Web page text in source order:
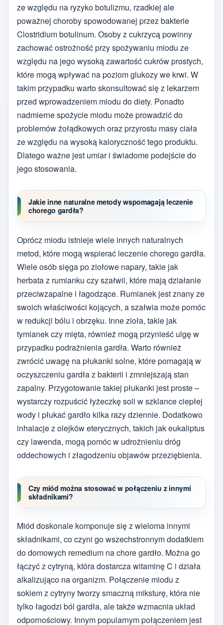
ze względu na ryzyko botulizmu, rzadkiej ale
poważnej choroby spowodowanej przez bakterie
Clostridium botulinum. Osoby z cukrzycą powinny
zachować ostrożność przy spożywaniu miodu ze
względu na jego wysoką zawartość cukrów prostych,
które mogą wpływać na poziom glukozy we krwi. W
takim przypadku warto skonsultować się z lekarzem
przed wprowadzeniem miodu do diety. Ponadto
nadmierne spożycie miodu może prowadzić do
problemów żołądkowych oraz przyrostu masy ciała
ze względu na wysoką kaloryczność tego produktu.
Dlatego ważne jest umiar i świadome podejście do
jego stosowania.
Jakie inne naturalne metody wspomagają leczenie
chorego gardła?
Oprócz miodu istnieje wiele innych naturalnych
metod, które mogą wspierać leczenie chorego gardła.
Wiele osób sięga po ziołowe napary, takie jak
herbata z rumianku czy szałwii, które mają działanie
przeciwzapalne i łagodzące. Rumianek jest znany ze
swoich właściwości kojących, a szałwia może pomóc
w redukcji bólu i obrzęku. Inne zioła, takie jak
tymianek czy mięta, również mogą przynieść ulgę w
przypadku podrażnienia gardła. Warto również
zwrócić uwagę na płukanki solne, które pomagają w
oczyszczeniu gardła z bakterii i zmniejszają stan
zapalny. Przygotowanie takiej płukanki jest proste –
wystarczy rozpuścić łyżeczkę soli w szklance ciepłej
wody i płukać gardło kilka razy dziennie. Dodatkowo
inhalacje z olejków eterycznych, takich jak eukaliptus
czy lawenda, mogą pomóc w udrożnieniu dróg
oddechowych i złagodzeniu objawów przeziębienia.
Czy miód można stosować w połączeniu z innymi
składnikami?
Miód doskonale komponuje się z wieloma innymi
składnikami, co czyni go wszechstronnym dodatkiem
do domowych remedium na chore gardło. Można go
łączyć z cytryną, która dostarcza witaminę C i działa
alkalizująco na organizm. Połączenie miodu z
sokiem z cytryny tworzy smaczną miksturę, która nie
tylko łagodzi ból gardła, ale także wzmacnia układ
odpornościowy. Innym popularnym połączeniem jest